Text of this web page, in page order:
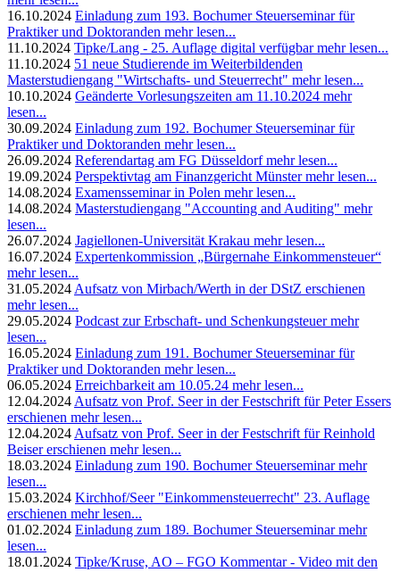
16.10.2024 Einladung zum 193. Bochumer Steuerseminar für
Praktiker und Doktoranden mehr lesen...
11.10.2024 Tipke/Lang - 25. Auflage digital verfügbar mehr lesen...
11.10.2024 51 neue Studierende im Weiterbildenden
Masterstudiengang "Wirtschafts- und Steuerrecht" mehr lesen...
10.10.2024 Geänderte Vorlesungszeiten am 11.10.2024 mehr
lesen...
30.09.2024 Einladung zum 192. Bochumer Steuerseminar für
Praktiker und Doktoranden mehr lesen...
26.09.2024 Referendartag am FG Düsseldorf mehr lesen...
19.09.2024 Perspektivtag am Finanzgericht Münster mehr lesen...
14.08.2024 Examensseminar in Polen mehr lesen...
14.08.2024 Masterstudiengang "Accounting and Auditing" mehr
lesen...
26.07.2024 Jagiellonen-Universität Krakau mehr lesen...
16.07.2024 Expertenkommission „Bürgernahe Einkommensteuer“
mehr lesen...
31.05.2024 Aufsatz von Mirbach/Werth in der DStZ erschienen
mehr lesen...
29.05.2024 Podcast zur Erbschaft- und Schenkungsteuer mehr
lesen...
16.05.2024 Einladung zum 191. Bochumer Steuerseminar für
Praktiker und Doktoranden mehr lesen...
06.05.2024 Erreichbarkeit am 10.05.24 mehr lesen...
12.04.2024 Aufsatz von Prof. Seer in der Festschrift für Peter Essers
erschienen mehr lesen...
12.04.2024 Aufsatz von Prof. Seer in der Festschrift für Reinhold
Beiser erschienen mehr lesen...
18.03.2024 Einladung zum 190. Bochumer Steuerseminar mehr
lesen...
15.03.2024 Kirchhof/Seer "Einkommensteuerrecht" 23. Auflage
erschienen mehr lesen...
01.02.2024 Einladung zum 189. Bochumer Steuerseminarmehr
lesen...
18.01.2024 Tipke/Kruse, AO – FGO Kommentar - Video mit den